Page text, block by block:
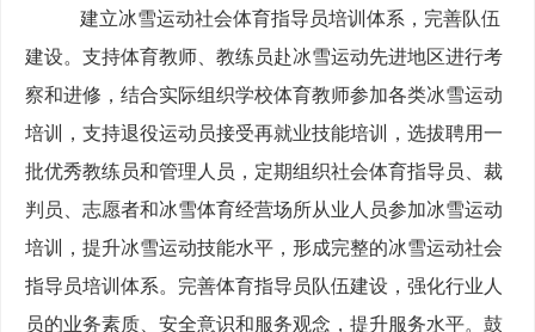
建立冰雪运动社会体育指导员培训体系，完善队伍
建设。支持体育教师、教练员赴冰雪运动先进地区进行考
察和进修，结合实际组织学校体育教师参加各类冰雪运动
培训，支持退役运动员接受再就业技能培训，选拔聘用一
批优秀教练员和管理人员，定期组织社会体育指导员、裁
判员、志愿者和冰雪体育经营场所从业人员参加冰雪运动
培训，提升冰雪运动技能水平，形成完整的冰雪运动社会
指导员培训体系。完善体育指导员队伍建设，强化行业人
员的业务素质、安全意识和服务观念，提升服务水平。鼓